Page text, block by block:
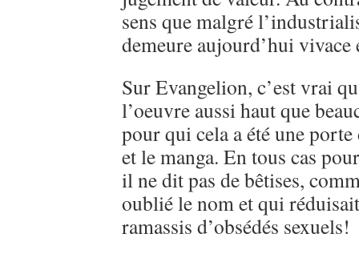
sens que malgré
demeure aujourd’hui vivace
Sur Evangelion, c’est vrai
l’oeuvre aussi haut que
pour qui cela a été une porte
et le manga. En tous cas
il ne dit pas de bêtises,
oublié le nom et qui
ramassis d’obsédés sexuels!